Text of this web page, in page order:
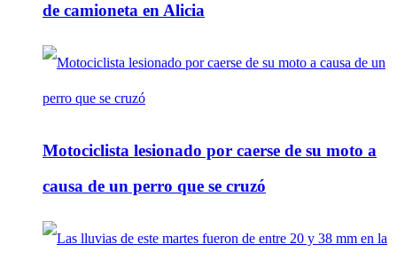
de camioneta en Alicia
Motociclista lesionado por caerse de su moto a
causa de un perro que se cruzó